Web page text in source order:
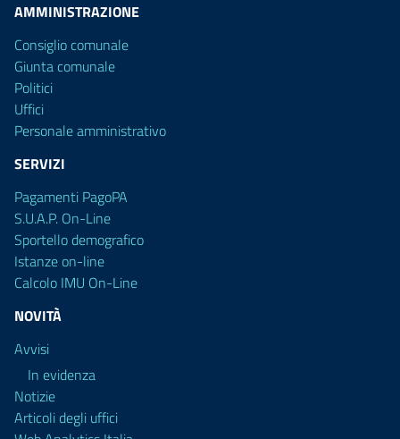
AMMINISTRAZIONE
Consiglio comunale
Giunta comunale
Politici
Uffici
Personale amministrativo
SERVIZI
Pagamenti PagoPA
S.U.A.P. On-Line
Sportello demografico
Istanze on-line
Calcolo IMU On-Line
NOVITÀ
Avvisi
In evidenza
Notizie
Articoli degli uffici